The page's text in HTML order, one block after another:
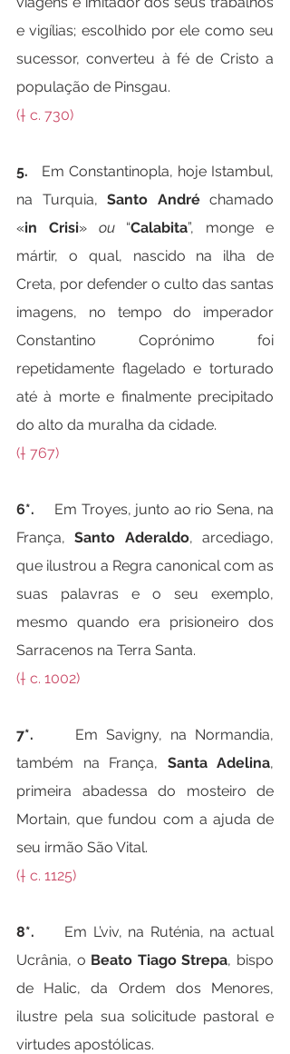
e vigílias; escolhido por ele como seu
sucessor, converteu à fé de Cristo a
população de Pinsgau.
(† c. 730)
5.
   Em Constantinopla, hoje Istambul,
na Turquia, Santo André chamado
«in Crisi» ou “Calabita”, monge e
mártir, o qual, nascido na ilha de
Creta, por defender o culto das santas
imagens, no tempo do imperador
Constantino Coprónimo foi
repetidamente flagelado e torturado
até à morte e finalmente precipitado
do alto da muralha da cidade.
(† 767)
6*.
     Em Troyes, junto ao rio Sena, na
França, Santo Aderaldo, arcediago,
que ilustrou a Regra canonical com as
suas palavras e o seu exemplo,
mesmo quando era prisioneiro dos
Sarracenos na Terra Santa.
(† c. 1002)
7*.
     Em Savigny, na Normandia,
também na França, Santa Adelina,
primeira abadessa do mosteiro de
Mortain, que fundou com a ajuda de
seu irmão São Vital.
(† c. 1125)
8*.
     Em L’viv, na Ruténia, na actual
Ucrânia, o Beato Tiago Strepa, bispo
de Halic, da Ordem dos Menores,
ilustre pela sua solicitude pastoral e
virtudes apostólicas.